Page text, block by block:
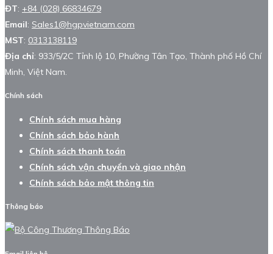
ĐT: +84 (028) 66834679
Email: Sales1@hgpvietnam.com
MST: 0313138119
Địa chỉ: 933/5/2C Tỉnh lộ 10, Phường Tân Tạo, Thành phố Hồ Chí
Minh, Việt Nam.
Chính sách
Chính sách mua hàng
Chính sách bảo hành
Chính sách thanh toán
Chính sách vận chuyển và giao nhận
Chính sách bảo mật thông tin
Thông báo